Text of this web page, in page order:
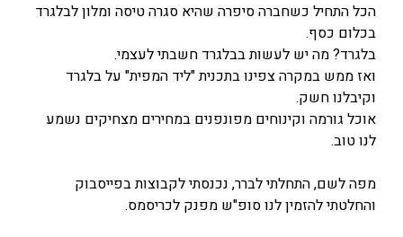
הכל התחיל כשחברה סיפרה שהיא סגרה טיסה ומלון לבלגרד
בכלום כסף.
בלגרד? מה יש לעשות בבלגרד חשבתי לעצמי.
ואז ממש במקרה צפינו בתכנית "ליד המפית" על בלגרד
וקיבלנו חשק.
אוכל גורמה וקינוחים מפונפנים במחירים מצחיקים נשמע
לנו טוב.
מפה לשם, התחלתי לברר, נכנסתי לקבוצות בפייסבוק
והחלטתי להזמין לנו סופ"ש מפנק לכריסמס.